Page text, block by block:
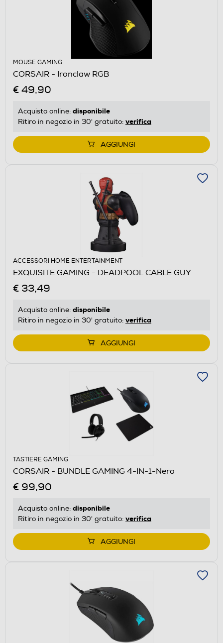
MOUSE GAMING
CORSAIR - Ironclaw RGB
€ 49,90
Acquisto online: disponibile
Ritiro in negozio in 30' gratuito: verifica
AGGIUNGI
ACCESSORI HOME ENTERTAINMENT
EXQUISITE GAMING - DEADPOOL CABLE GUY
€ 33,49
Acquisto online: disponibile
Ritiro in negozio in 30' gratuito: verifica
AGGIUNGI
TASTIERE GAMING
CORSAIR - BUNDLE GAMING 4-IN-1-Nero
€ 99,90
Acquisto online: disponibile
Ritiro in negozio in 30' gratuito: verifica
AGGIUNGI